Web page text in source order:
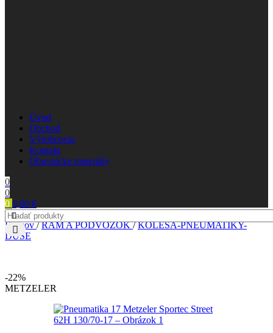
Úvod
Obchod
Výrobcovia
Kontakt
Obuvnícke materiály
0
0
0 0,00 €
Domov/ RÁM A PODVOZOK/ KOLESÁ-PNEUMATIKY-
DUŠE
-22%
METZELER